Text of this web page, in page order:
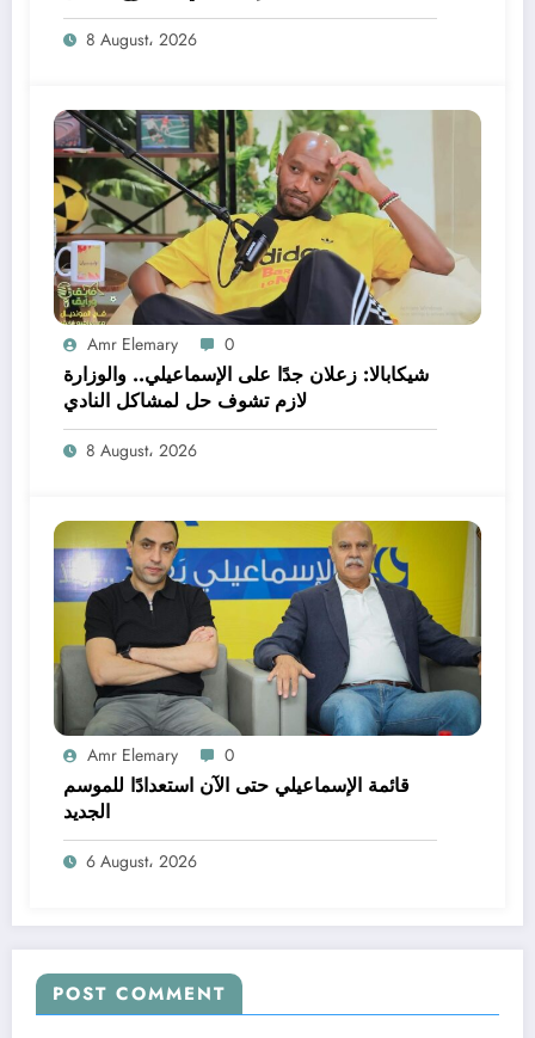
8 August، 2026
Amr Elemary 0
شيكابالا: زعلان جدًا على الإسماعيلي.. والوزارة
لازم تشوف حل لمشاكل النادي
8 August، 2026
Amr Elemary 0
قائمة الإسماعيلي حتى الآن استعدادًا للموسم
الجديد
6 August، 2026
POST COMMENT